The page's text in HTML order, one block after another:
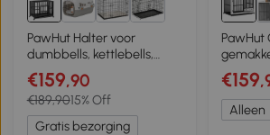
PawHut Halter voor
dumbbells, kettlebells,
weight plates, 3 niveaus,
verstelbaar, staal, 131 x 75 x
80 cm, zwart
€159,90
€189,9015% Off
Gratis bezorging
PawHut
grote
€159
Alleen